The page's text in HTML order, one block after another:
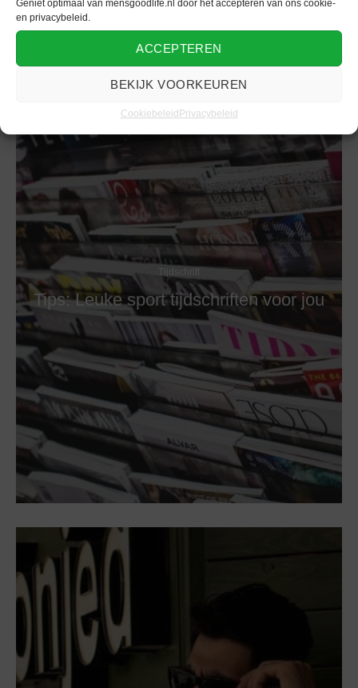
Geniet optimaal van mensgoodlife.nl door het accepteren van ons cookie-
en privacybeleid.
ACCEPTEREN
BEKIJK VOORKEUREN
Cookiebeleid Privacybeleid
Tips: Leuke sport tijdschriften voor jou